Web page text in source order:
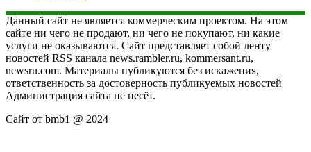
Данный сайт не является коммерческим проектом. На этом
сайте ни чего не продают, ни чего не покупают, ни какие
услуги не оказываются. Сайт представляет собой ленту
новостей RSS канала news.rambler.ru, kommersant.ru,
newsru.com. Материалы публикуются без искажения,
ответственность за достоверность публикуемых новостей
Администрация сайта не несёт.
Сайт от bmb1 @ 2024